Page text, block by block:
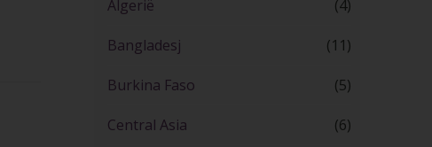
Algerië (4)
Bangladesj (11)
Burkina Faso (5)
Central Asia (6)